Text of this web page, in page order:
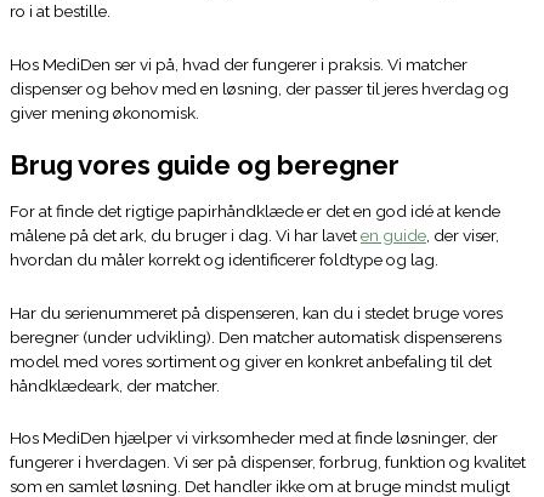
ro i at bestille.
Hos MediDen ser vi på, hvad der fungerer i praksis. Vi matcher
dispenser og behov med en løsning, der passer til jeres hverdag og
giver mening økonomisk.
Brug vores guide og beregner
For at finde det rigtige papirhåndklæde er det en god idé at kende
målene på det ark, du bruger i dag. Vi har laveten guide, der viser,
hvordan du måler korrekt og identificerer foldtype og lag.
Har du serienummeret på dispenseren, kan du i stedet bruge vores
beregner (under udvikling). Den matcher automatisk dispenserens
model med vores sortiment og giver en konkret anbefaling til det
håndklædeark, der matcher.
Hos MediDen hjælper vi virksomheder med at finde løsninger, der
fungerer i hverdagen. Vi ser på dispenser, forbrug, funktion og kvalitet
som en samlet løsning. Det handler ikke om at bruge mindst muligt